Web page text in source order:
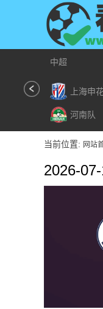
中超
上海申花
河南队
当前位置: 网站
2026-